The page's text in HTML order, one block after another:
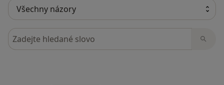
Hledejte v názorech